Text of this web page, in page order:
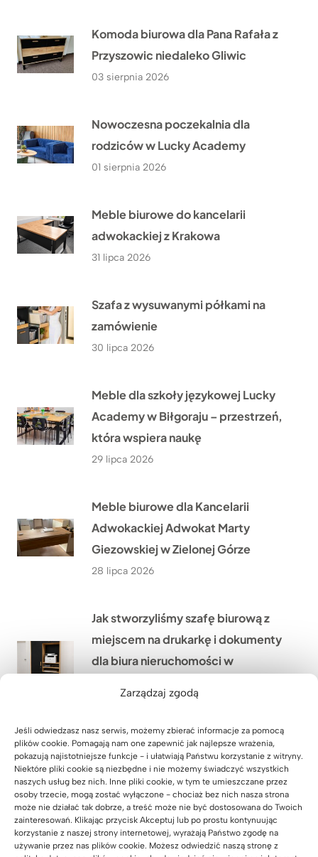
Zarządzaj zgodą
Jeśli odwiedzasz nasz serwis, możemy zbierać informacje za pomocą
plików cookie. Pomagają nam one zapewnić jak najlepsze wrażenia,
pokazują najistotniejsze funkcje - i ułatwiają Państwu korzystanie z witryny.
Niektóre pliki cookie są niezbędne i nie możemy świadczyć wszystkich
naszych usług bez nich. Inne pliki cookie, w tym te umieszczane przez
osoby trzecie, mogą zostać wyłączone - chociaż bez nich nasza strona
może nie działać tak dobrze, a treść może nie być dostosowana do Twoich
zainteresowań. Klikając przycisk Akceptuj lub po prostu kontynuując
korzystanie z naszej strony internetowej, wyrażają Państwo zgodę na
używanie przez nas plików cookie. Możesz odwiedzić naszą stronę z
Komoda biurowa dla Pana Rafała z
Przyszowic niedaleko Gliwic
03 sierpnia 2026
Nowoczesna poczekalnia dla
rodziców w Lucky Academy
01 sierpnia 2026
Meble biurowe do kancelarii
adwokackiej z Krakowa
31 lipca 2026
Szafa z wysuwanymi półkami na
zamówienie
30 lipca 2026
Meble dla szkoły językowej Lucky
Academy w Biłgoraju – przestrzeń,
która wspiera naukę
29 lipca 2026
Meble biurowe dla Kancelarii
Adwokackiej Adwokat Marty
Giezowskiej w Zielonej Górze
28 lipca 2026
Jak stworzyliśmy szafę biurową z
miejscem na drukarkę i dokumenty
dla biura nieruchomości w
Lada recepcyjna z podświetleniem
LED dla firmy HÖLSCHER z
Niemiec
24 lipca 2026